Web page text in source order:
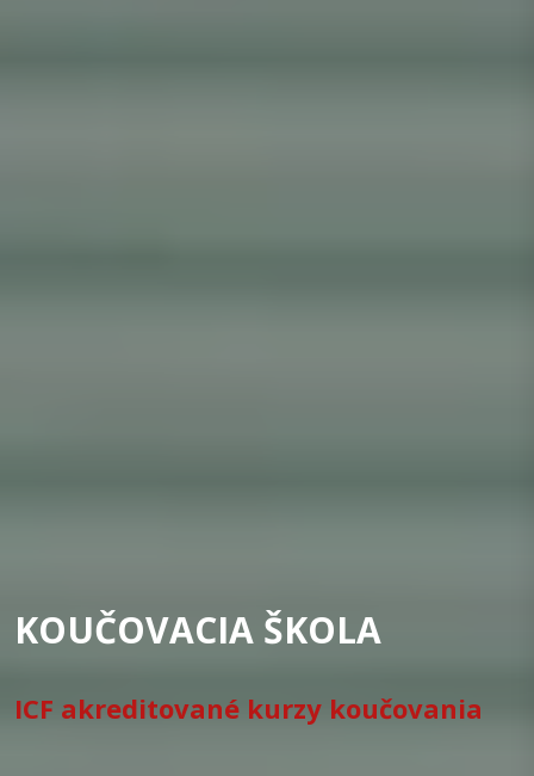
KOUČOVACIA ŠKOLA
ICF akreditované kurzy koučovania